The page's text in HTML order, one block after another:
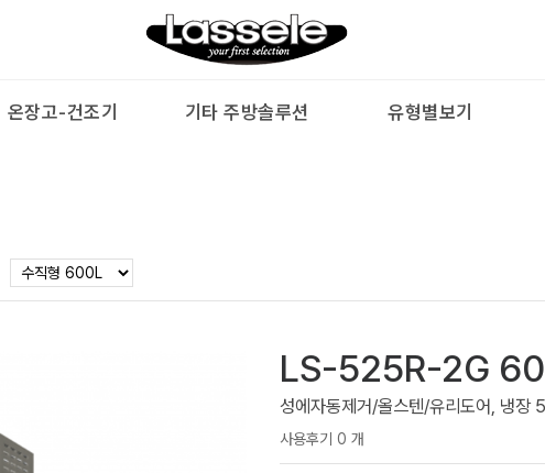
테이블 가로 900
테이블 가로 1200 김치냉장고/
육수냉장고
슬러시냉장고
다목적냉동고
온장고-건조기 기타 주방솔루션
H60
H600 수비드머신
유형별보기
LS-525R-2G
성에자동제거/올스텐/유리도어, 냉
사용후기 0 개